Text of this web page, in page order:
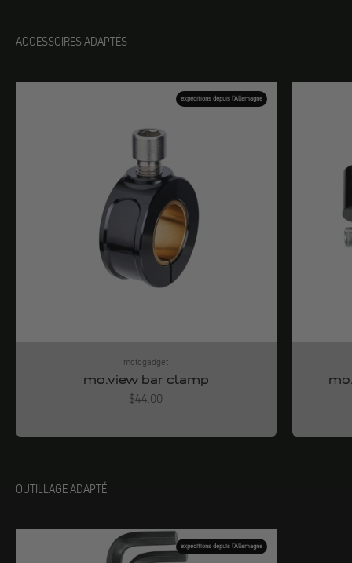
ACCESSOIRES ADAPTÉS
expéditions depuis l'Allemagne
motogadget
mo.view bar clamp
Angebot
$44.00
OUTILLAGE ADAPTÉ
expéditions depuis l'Allemagne